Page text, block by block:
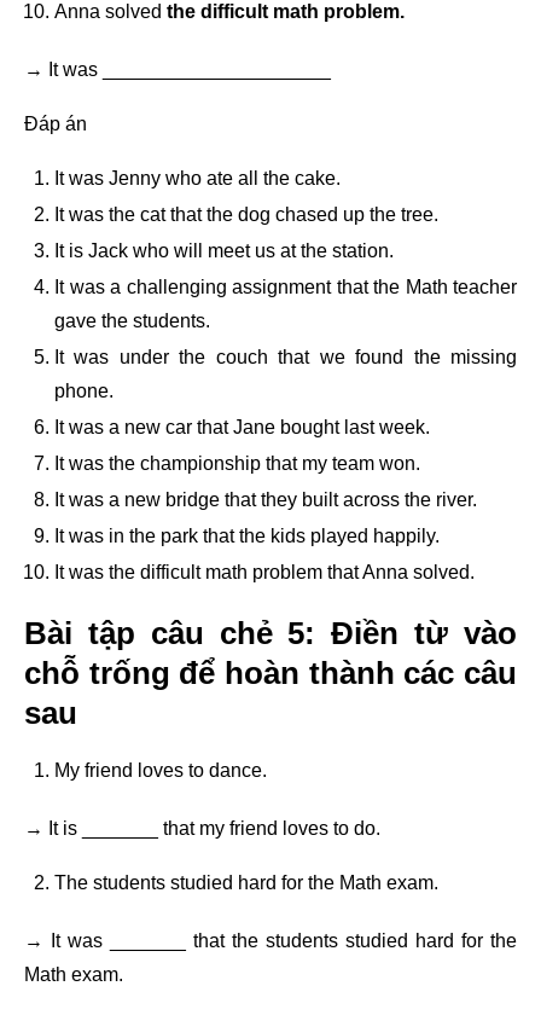
Anna solved the difficult math problem.
→ It was _____________________
Đáp án
It was Jenny who ate all the cake.
It was the cat that the dog chased up the tree.
It is Jack who will meet us at the station.
It was a challenging assignment that the Math teacher
gave the students.
It was under the couch that we found the missing
phone.
It was a new car that Jane bought last week.
It was the championship that my team won.
It was a new bridge that they built across the river.
It was in the park that the kids played happily.
It was the difficult math problem that Anna solved.
Bài tập câu chẻ 5: Điền từ vào
chỗ trống để hoàn thành các câu
sau
My friend loves to dance.
→ It is _______ that my friend loves to do.
The students studied hard for the Math exam.
→ It was _______ that the students studied hard for the
Math exam.